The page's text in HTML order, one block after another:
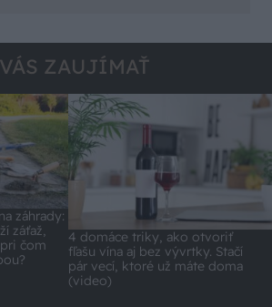
ZAUJÍMAŤ
záhrady:
záťaž,
čom
4 domáce triky, ako otvoriť
fľašu vína aj bez vývrtky. Stačí
pár vecí, ktoré už máte doma
(video)